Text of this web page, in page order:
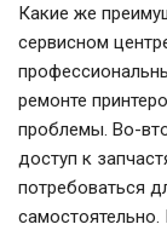
Какие же
сервисном
ремонте
проблемы. Во-
доступ к
потребоваться